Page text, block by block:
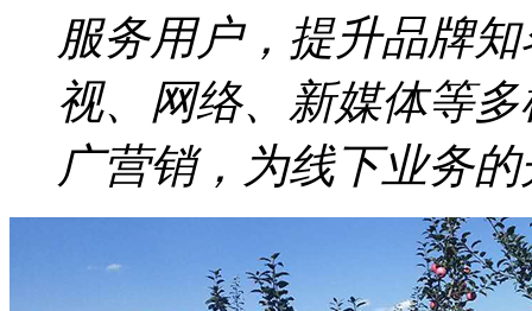
服务用户，提升品牌
视、网络、新媒体等
广营销，为线下业务